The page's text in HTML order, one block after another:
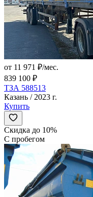
от 11 971 ₽/мес.
839 100 ₽
ТЗА 588513
Казань / 2023 г.
Купить
Скидка до 10%
С пробегом